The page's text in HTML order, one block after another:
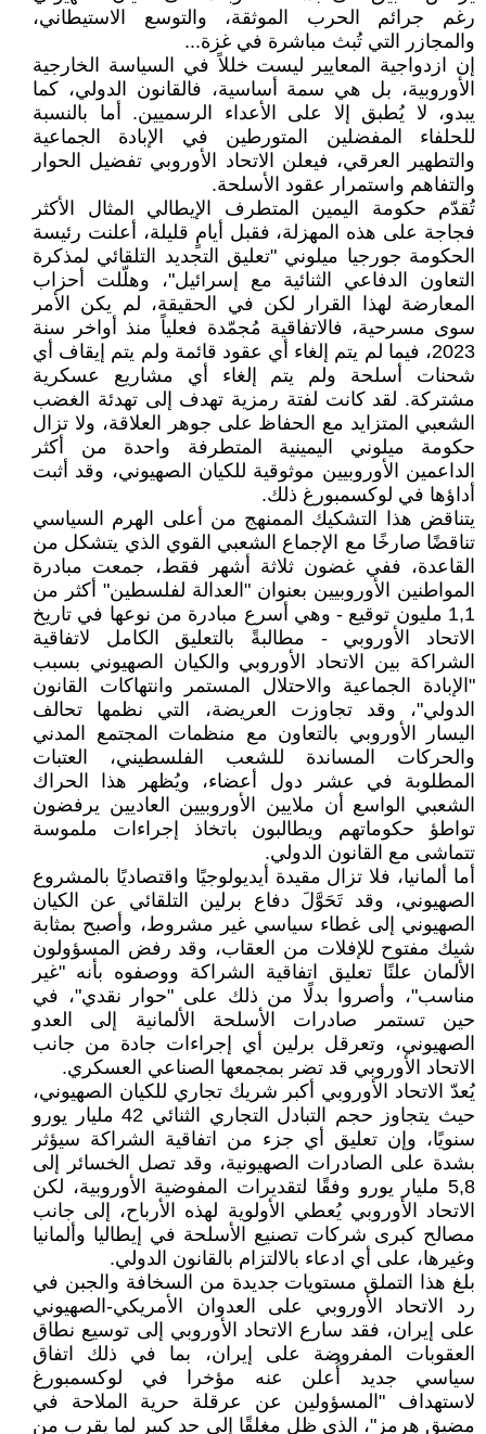
رغم جرائم الحرب الموثقة، والتوسع الاستيطاني،
والمجازر التي تُبث مباشرة في غزة...
إن ازدواجية المعايير ليست خللاً في السياسة الخارجية
الأوروبية، بل هي سمة أساسية، فالقانون الدولي، كما
يبدو، لا يُطبق إلا على الأعداء الرسميين. أما بالنسبة
للحلفاء المفضلين المتورطين في الإبادة الجماعية
والتطهير العرقي، فيعلن الاتحاد الأوروبي تفضيل الحوار
والتفاهم واستمرار عقود الأسلحة.
تُقدّم حكومة اليمين المتطرف الإيطالي المثال الأكثر
فجاجة على هذه المهزلة، فقبل أيامٍ قليلة، أعلنت رئيسة
الحكومة جورجيا ميلوني "تعليق التجديد التلقائي لمذكرة
التعاون الدفاعي الثنائية مع إسرائيل"، وهلّلت أحزاب
المعارضة لهذا القرار لكن في الحقيقة، لم يكن الأمر
سوى مسرحية، فالاتفاقية مُجمّدة فعلياً منذ أواخر سنة
2023، فيما لم يتم إلغاء أي عقود قائمة ولم يتم إيقاف أي
شحنات أسلحة ولم يتم إلغاء أي مشاريع عسكرية
مشتركة. لقد كانت لفتة رمزية تهدف إلى تهدئة الغضب
الشعبي المتزايد مع الحفاظ على جوهر العلاقة، ولا تزال
حكومة ميلوني اليمينية المتطرفة واحدة من أكثر
الداعمين الأوروبيين موثوقية للكيان الصهيوني، وقد أثبت
أداؤها في لوكسمبورغ ذلك.
يتناقض هذا التشكيك الممنهج من أعلى الهرم السياسي
تناقضًا صارخًا مع الإجماع الشعبي القوي الذي يتشكل من
القاعدة، ففي غضون ثلاثة أشهر فقط، جمعت مبادرة
المواطنين الأوروبيين بعنوان "العدالة لفلسطين" أكثر من
1,1 مليون توقيع - وهي أسرع مبادرة من نوعها في تاريخ
الاتحاد الأوروبي - مطالبةً بالتعليق الكامل لاتفاقية
الشراكة بين الاتحاد الأوروبي والكيان الصهيوني بسبب
"الإبادة الجماعية والاحتلال المستمر وانتهاكات القانون
الدولي"، وقد تجاوزت العريضة، التي نظمها تحالف
اليسار الأوروبي بالتعاون مع منظمات المجتمع المدني
والحركات المساندة للشعب الفلسطيني، العتبات
المطلوبة في عشر دول أعضاء، ويُظهر هذا الحراك
الشعبي الواسع أن ملايين الأوروبيين العاديين يرفضون
تواطؤ حكوماتهم ويطالبون باتخاذ إجراءات ملموسة
تتماشى مع القانون الدولي.
أما ألمانيا، فلا تزال مقيدة أيديولوجيًا واقتصاديًا بالمشروع
الصهيوني، وقد تَحَوَّلَ دفاع برلين التلقائي عن الكيان
الصهيوني إلى غطاء سياسي غير مشروط، وأصبح بمثابة
شيك مفتوح للإفلات من العقاب، وقد رفض المسؤولون
الألمان علنًا تعليق اتفاقية الشراكة ووصفوه بأنه "غير
مناسب"، وأصروا بدلًا من ذلك على "حوار نقدي"، في
حين تستمر صادرات الأسلحة الألمانية إلى العدو
الصهيوني، وتعرقل برلين أي إجراءات جادة من جانب
الاتحاد الأوروبي قد تضر بمجمعها الصناعي العسكري.
يُعدّ الاتحاد الأوروبي أكبر شريك تجاري للكيان الصهيوني،
حيث يتجاوز حجم التبادل التجاري الثنائي 42 مليار يورو
سنويًا، وإن تعليق أي جزء من اتفاقية الشراكة سيؤثر
بشدة على الصادرات الصهيونية، وقد تصل الخسائر إلى
5,8 مليار يورو وفقًا لتقديرات المفوضية الأوروبية، لكن
الاتحاد الأوروبي يُعطي الأولوية لهذه الأرباح، إلى جانب
مصالح كبرى شركات تصنيع الأسلحة في إيطاليا وألمانيا
وغيرها، على أي ادعاء بالالتزام بالقانون الدولي.
بلغ هذا التملق مستويات جديدة من السخافة والجبن في
رد الاتحاد الأوروبي على العدوان الأمريكي-الصهيوني
على إيران، فقد سارع الاتحاد الأوروبي إلى توسيع نطاق
العقوبات المفروضة على إيران، بما في ذلك اتفاق
سياسي جديد أُعلن عنه مؤخرا في لوكسمبورغ
لاستهداف "المسؤولين عن عرقلة حرية الملاحة في
مضيق هرمز"، الذي ظل مغلقًا إلى حد كبير لما يقرب من